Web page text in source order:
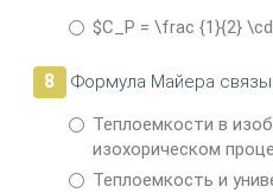
$C_P = \frac {1}{2}
8
Формула Майера
Теплоемкости в
изохорическом
Теплоемкость и